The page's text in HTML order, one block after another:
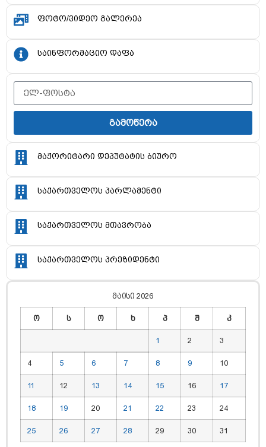
ფოტო/ვიდეო გალერეა
საინფორმაციო დაფა
გამოწერა
მაჟორიტარი დეპუტატის ბიურო
საქართველოს პარლამენტი
საქართველოს მთავრობა
საქართველოს პრეზიდენტი
მაისი 2026
ო ს ო ხ პ შ კ
1 2 3
4 5 6 7 8 9 10
11 12 13 14 15 16 17
18 19 20 21 22 23 24
25 26 27 28 29 30 31